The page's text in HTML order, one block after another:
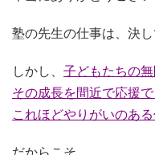
塾の先生の仕事は、決
しかし、 子どもたちの無
その成長を間近で応援で
これほどやりがいのあ